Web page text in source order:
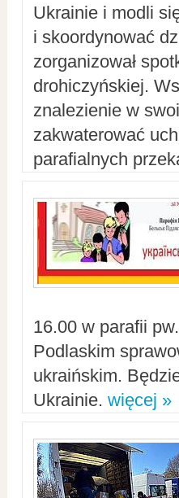
Ukrainie i modli
i skoordynować
zorganizował
drohiczyńskiej.
znalezienie w
zakwaterować
parafialnych
16.00 w parafii
Podlaskim
ukraińskim.
Ukrainie. więcej »